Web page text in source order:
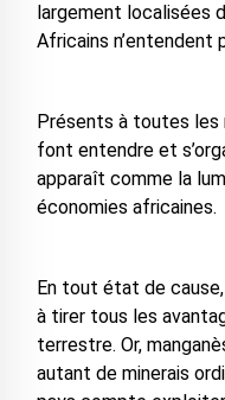
largement localisées
Africains n’entendent
Présents à toutes les
font entendre et
apparaît comme la
économies africaines.
En tout état de
à tirer tous les
terrestre. Or,
autant de minerais